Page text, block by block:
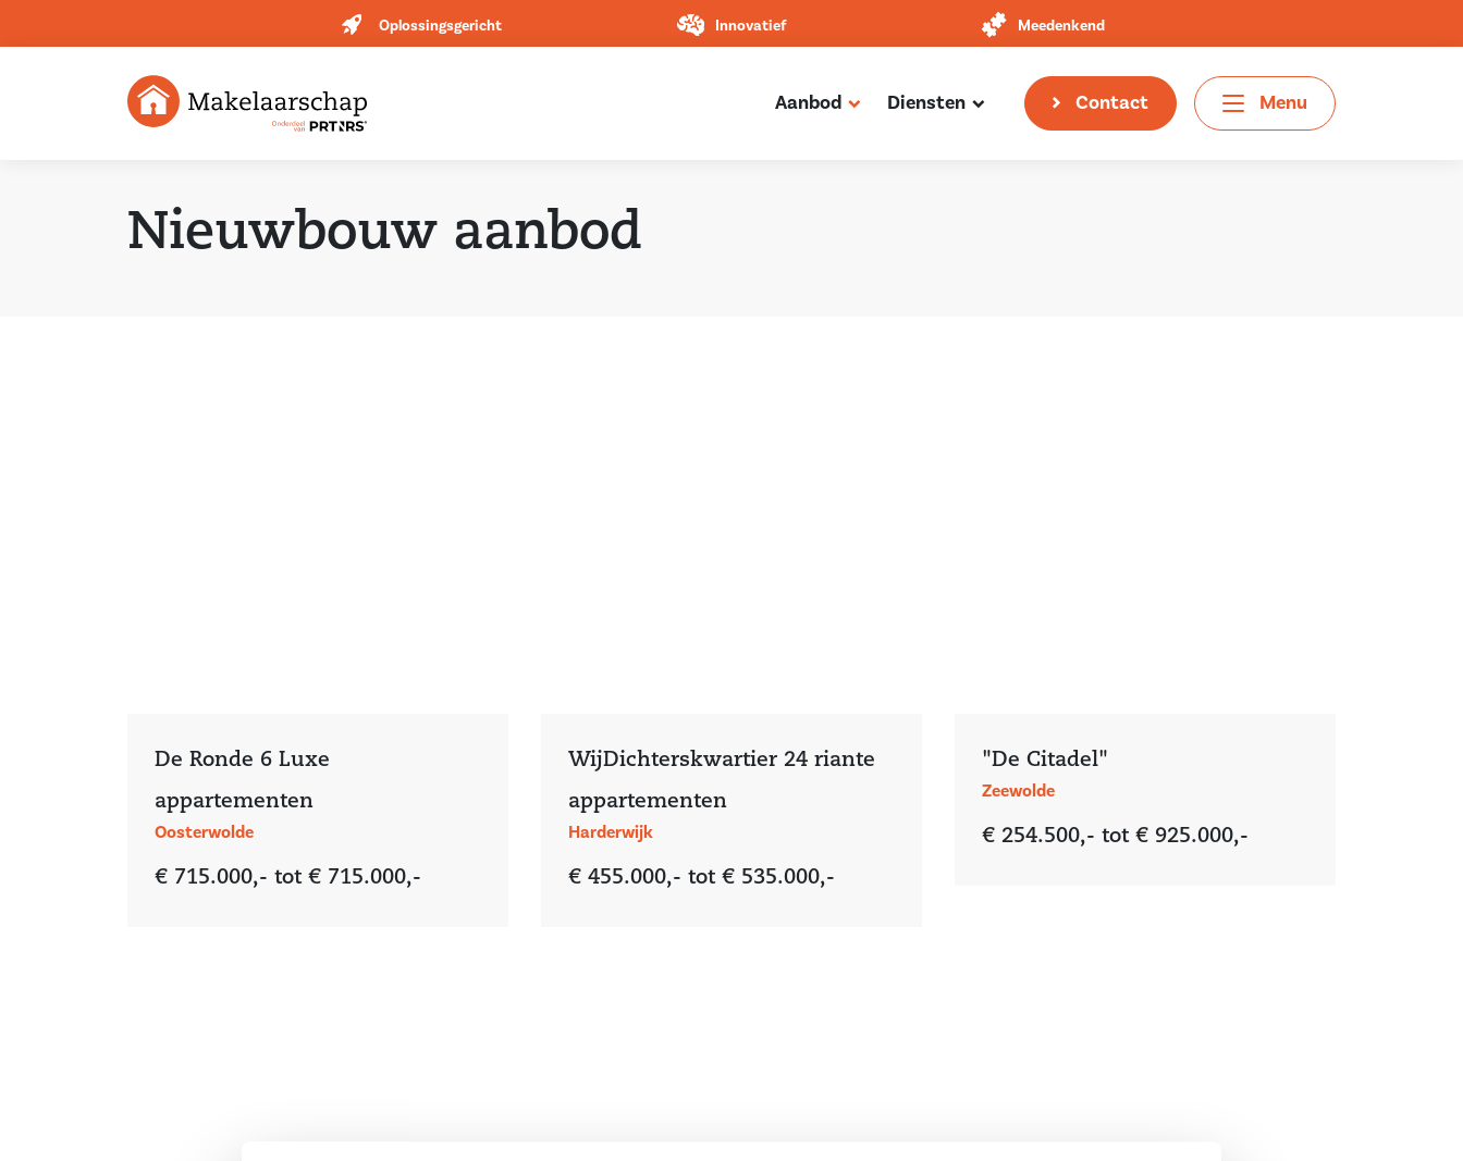
Oplossingsgericht Innovatief Meedenkend
Aanbod Diensten Contact Menu
Nieuwbouw aanbod
De Ronde 6 Luxe
appartementen
Oosterwolde
€ 715.000,- tot € 715.000,-
WijDichterskwartier 24 riante
appartementen
Harderwijk
€ 455.000,- tot € 535.000,-
"De Citadel"
Zeewolde
€ 254.500,- tot € 925.000,-